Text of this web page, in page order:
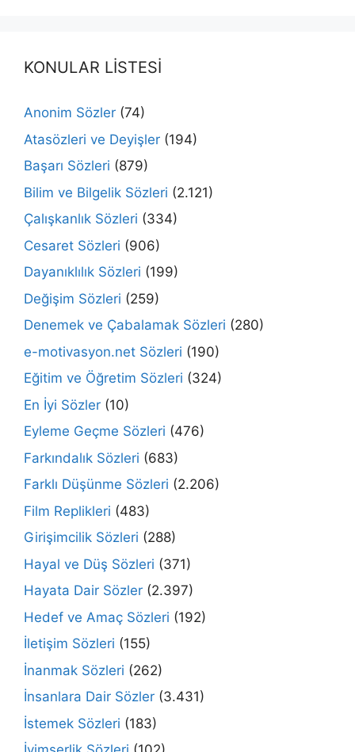
KONULAR LİSTESİ
Anonim Sözler (74)
Atasözleri ve Deyişler (194)
Başarı Sözleri (879)
Bilim ve Bilgelik Sözleri (2.121)
Çalışkanlık Sözleri (334)
Cesaret Sözleri (906)
Dayanıklılık Sözleri (199)
Değişim Sözleri (259)
Denemek ve Çabalamak Sözleri (280)
e-motivasyon.net Sözleri (190)
Eğitim ve Öğretim Sözleri (324)
En İyi Sözler (10)
Eyleme Geçme Sözleri (476)
Farkındalık Sözleri (683)
Farklı Düşünme Sözleri (2.206)
Film Replikleri (483)
Girişimcilik Sözleri (288)
Hayal ve Düş Sözleri (371)
Hayata Dair Sözler (2.397)
Hedef ve Amaç Sözleri (192)
İletişim Sözleri (155)
İnanmak Sözleri (262)
İnsanlara Dair Sözler (3.431)
İstemek Sözleri (183)